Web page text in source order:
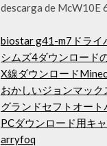
descarga de McW10E
biostar g41-m7ドライ
シムズ4ダウンロード
X線ダウンロード
おかしいジョンマッ
グランドセフトオー
PCダウンロード用キ
arryfoq